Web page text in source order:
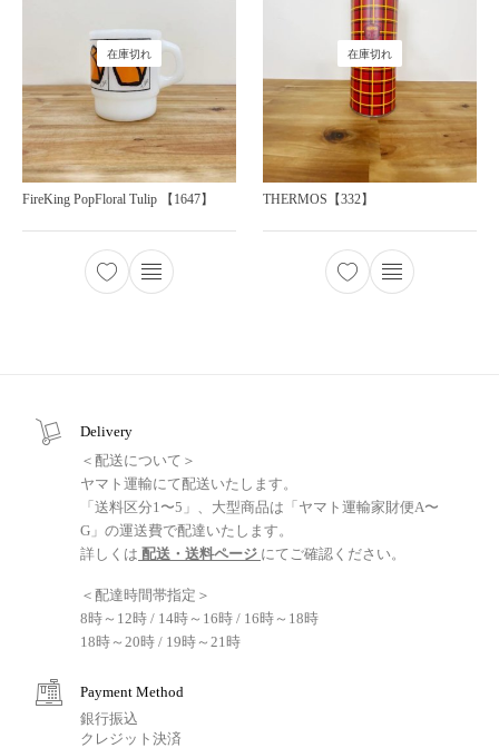
在庫切れ
FireKing PopFloral Tulip 【1647】
在庫切れ
THERMOS【332】
Delivery
＜配送について＞
ヤマト運輸にて配送いたします。
「送料区分1〜5」、大型商品は「ヤマト運輸家財便A〜
G」の運送費で配達いたします。
詳しくは 配送・送料ページ にてご確認ください。
＜配達時間帯指定＞
8時～12時 / 14時～16時 / 16時～18時
18時～20時 / 19時～21時
Payment Method
銀行振込
クレジット決済